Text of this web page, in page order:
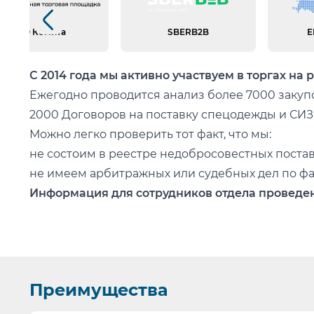
Характеристики
Ткань смесовая "Балтекс 1"
Утеплитель синтепон 120г/м2: спинка и
АО Комита SBERB2B
Предыдущий слайд
С 2014 года мы активно участвуем в торгах на
Ежегодно проводится анализ более 7000
2000 Договоров на поставку спецодежды и
Можно легко проверить тот факт, что мы:
не состоим в реестре недобросовестных
не имеем арбитражных или судебных дел по
Информация для сотрудников отдела
Основа любой закупки - Бюджет. Мы подберем
Работаем как по 223-ФЗ так и по 44-ФЗ.
Быстро подготавливаем банковские гарантии.
Преимущества